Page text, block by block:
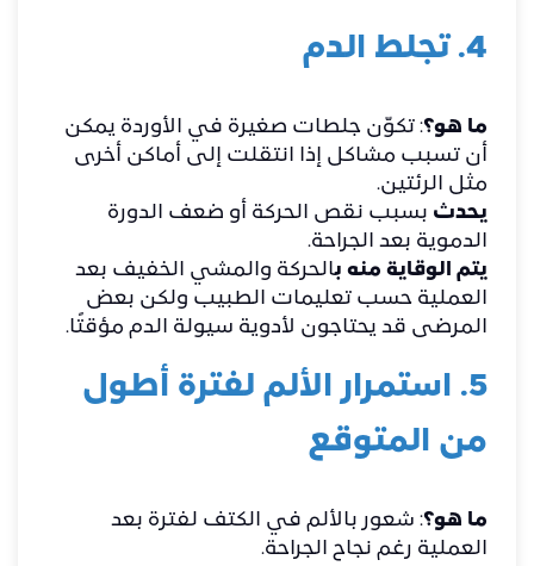
4. تجلط الدم
ما هو؟: تكوّن جلطات صغيرة في الأوردة يمكن
أن تسبب مشاكل إذا انتقلت إلى أماكن أخرى
مثل الرئتين.
يحدث بسبب نقص الحركة أو ضعف الدورة
الدموية بعد الجراحة.
يتم الوقاية منه بالحركة والمشي الخفيف بعد
العملية حسب تعليمات الطبيب ولكن بعض
المرضى قد يحتاجون لأدوية سيولة الدم مؤقتًا.
5. استمرار الألم لفترة أطول
من المتوقع
ما هو؟: شعور بالألم في الكتف لفترة بعد
العملية رغم نجاح الجراحة.